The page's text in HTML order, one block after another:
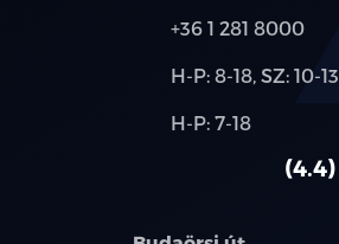
Telefon:
+36 1 281 8000
Új-
használt
H-P: 8-18, SZ: 10-13
Alkatrész,
H-P: 7-18
4.4